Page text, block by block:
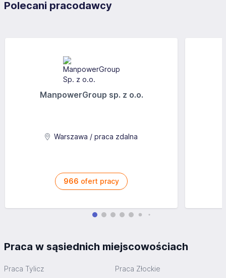
Polecani pracodawcy
ManpowerGroup sp. z o.o.
Warszawa / praca zdalna
966 ofert pracy
Praca w sąsiednich miejscowościach
Praca Tylicz Praca Złockie